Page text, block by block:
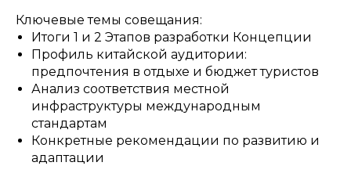
Ключевые темы совещания:
Итоги 1 и 2 Этапов разработки Концепции
Профиль китайской аудитории:
предпочтения в отдыхе и бюджет туристов
Анализ соответствия местной
инфраструктуры международным
стандартам
Конкретные рекомендации по развитию и
адаптации